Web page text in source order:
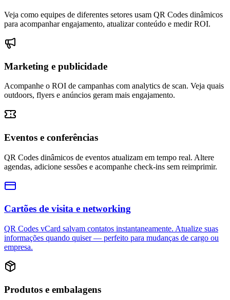
Veja como equipes de diferentes setores usam QR Codes dinâmicos
para acompanhar engajamento, atualizar conteúdo e medir ROI.
Marketing e publicidade
Acompanhe o ROI de campanhas com analytics de scan. Veja quais
outdoors, flyers e anúncios geram mais engajamento.
Eventos e conferências
QR Codes dinâmicos de eventos atualizam em tempo real. Altere
agendas, adicione sessões e acompanhe check-ins sem reimprimir.
Cartões de visita e networking
QR Codes vCard salvam contatos instantaneamente. Atualize suas
informações quando quiser — perfeito para mudanças de cargo ou
empresa.
Produtos e embalagens